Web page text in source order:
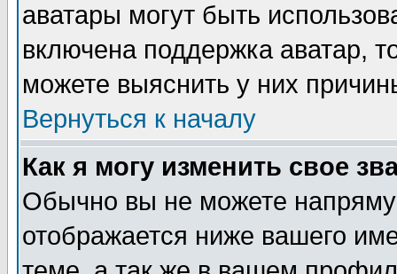
аватары могут быть
включена поддержка аватар,
можете выяснить у них
Вернуться к началу
Как я могу изменить свое
Обычно вы не можете
отображается ниже вашего